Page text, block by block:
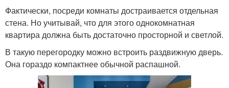
Фактически, посреди комнаты достраивается отдельная
стена. Но учитывай, что для этого однокомнатная
квартира должна быть достаточно просторной и светлой.
В такую перегородку можно встроить раздвижную дверь.
Она гораздо компактнее обычной распашной.